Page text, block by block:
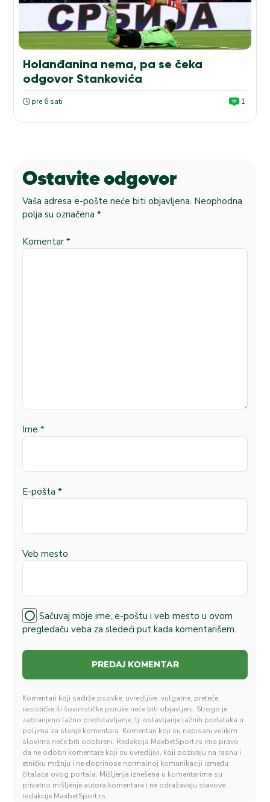
Holanđanina nema, pa se čeka
odgovor Stankovića
pre 6 sati 1
Ostavite odgovor
Vaša adresa e-pošte neće biti objavljena. Neophodna
polja su označena *
Komentar *
Ime *
E-pošta *
Veb mesto
Sačuvaj moje ime, e-poštu i veb mesto u ovom
pregledaču veba za sledeći put kada komentarišem.
Komentari koji sadrže psovke, uvredljive, vulgarne, preteće,
rasističke ili šovinističke poruke neće biti objavljeni. Strogo je
zabranjeno lažno predstavljanje, tj. ostavljanje lažnih podataka u
poljima za slanje komentara. Komentari koji su napisani velikim
slovima neće biti odobreni. Redakcija MaxbetSport.rs ima pravo
da ne odobri komentare koji su uvredljivi, koji pozivaju na rasnu i
etničku mržnju i ne doprinose normalnoj komunikaciji između
čitalaca ovog portala. Mišljenja iznešena u komentarima su
privatno mišljenje autora komentara i ne odražavaju stavove
redakcije MaxbetSport.rs.